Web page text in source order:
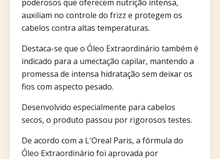
poderosos que oferecem nutrição intensa,
auxiliam no controle do frizz e protegem os
cabelos contra altas temperaturas.
Destaca-se que o Óleo Extraordinário também é
indicado para a umectação capilar, mantendo a
promessa de intensa hidratação sem deixar os
fios com aspecto pesado.
Desenvolvido especialmente para cabelos
secos, o produto passou por rigorosos testes.
De acordo com a L'Oreal Paris, a fórmula do
Óleo Extraordinário foi aprovada por